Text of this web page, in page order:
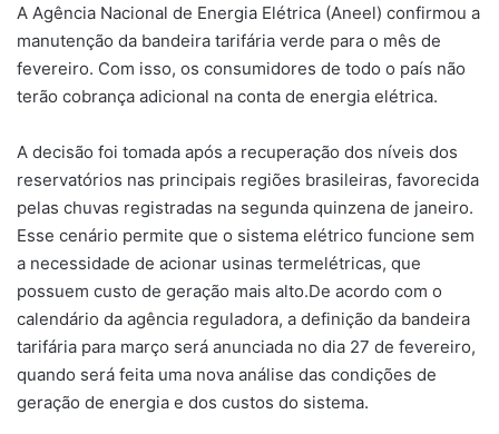
A Agência Nacional de Energia Elétrica (Aneel) confirmou a
manutenção da bandeira tarifária verde para o mês de
fevereiro. Com isso, os consumidores de todo o país não
terão cobrança adicional na conta de energia elétrica.
A decisão foi tomada após a recuperação dos níveis dos
reservatórios nas principais regiões brasileiras, favorecida
pelas chuvas registradas na segunda quinzena de janeiro.
Esse cenário permite que o sistema elétrico funcione sem
a necessidade de acionar usinas termelétricas, que
possuem custo de geração mais alto.De acordo com o
calendário da agência reguladora, a definição da bandeira
tarifária para março será anunciada no dia 27 de fevereiro,
quando será feita uma nova análise das condições de
geração de energia e dos custos do sistema.